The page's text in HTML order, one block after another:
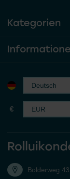
Kategorien
€
Bolderweg